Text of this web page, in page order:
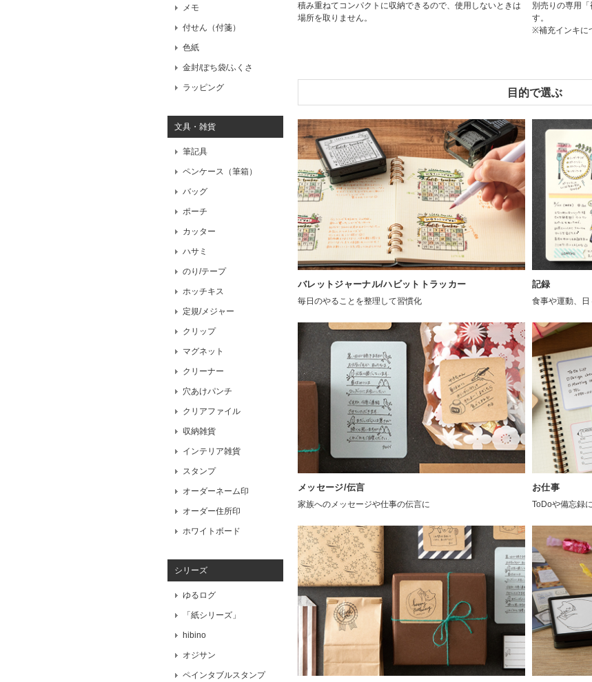
メモ
付せん（付箋）
色紙
金封/ぽち袋/ふくさ
ラッピング
文具・雑貨
筆記具
ペンケース（筆箱）
バッグ
ポーチ
カッター
ハサミ
のり/テープ
ホッチキス
定規/メジャー
クリップ
マグネット
クリーナー
穴あけパンチ
クリアファイル
収納雑貨
インテリア雑貨
スタンプ
オーダーネーム印
オーダー住所印
ホワイトボード
シリーズ
ゆるログ
「紙シリーズ」
hibino
オジサン
ペインタブルスタンプ
積み重ねてコンパクトに収納できるので、使用しないときは
場所を取りません。
別売りの専用
す。
※補充インキに
目的で選ぶ
バレットジャーナル/ハビットトラッカー
毎日のやることを整理して習慣化
記録
食事や運動、
メッセージ/伝言
家族へのメッセージや仕事の伝言に
お仕事
ToDoや備忘録に